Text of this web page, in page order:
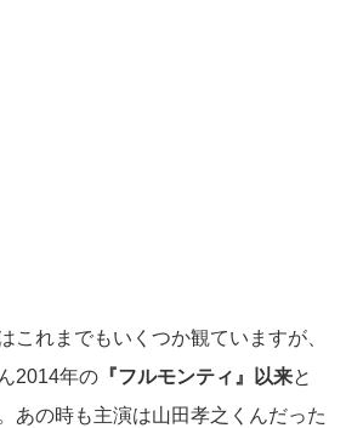
これまでもいくつか観ていますが、
2014年の 『フルモンティ』以来と
あの時も主演は山田孝之くんだった